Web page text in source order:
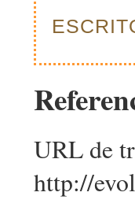
URL de
http://